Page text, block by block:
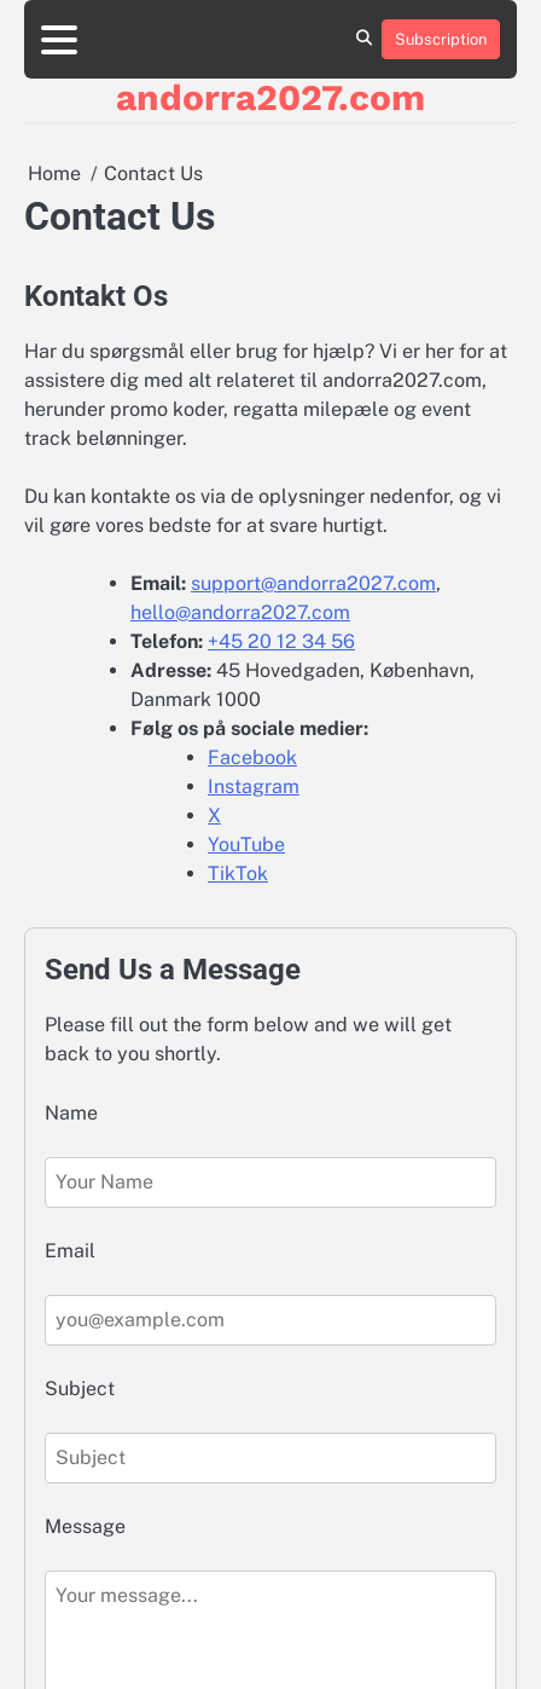
Skip
content
About
Contact
Cookie
Privacy
Sitemap
Terms
Conditions
Subscription
andorra2027.com
Home Contact Us
Contact Us
Kontakt Os
Har du spørgsmål eller brug for hjælp? Vi er her for at
assistere dig med alt relateret til andorra2027.com,
herunder promo koder, regatta milepæle og event
track belønninger.
Du kan kontakte os via de oplysninger nedenfor, og vi
vil gøre vores bedste for at svare hurtigt.
Email: support@andorra2027.com,
hello@andorra2027.com
Telefon: +45 20 12 34 56
Adresse: 45 Hovedgaden, København,
Danmark 1000
Følg os på sociale medier:
Facebook
Instagram
X
YouTube
TikTok
Send Us a Message
Please fill out the form below and we will get
back to you shortly.
Name
Email
Subject
Message